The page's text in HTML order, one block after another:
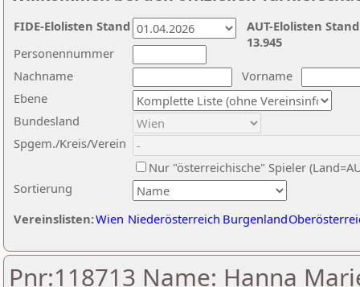
Nachname
Vorname
Ebene
Sortierung
Personennummer
Bundesland
Spgem./Kreis/Verein
Nur "österreichische" Spieler
Vereinslisten:Wien Niederösterreich Burgenland
AUT-Elolisten
13.945
FIDE-Elolisten Stand
Pnr:118713 Name: Hanna